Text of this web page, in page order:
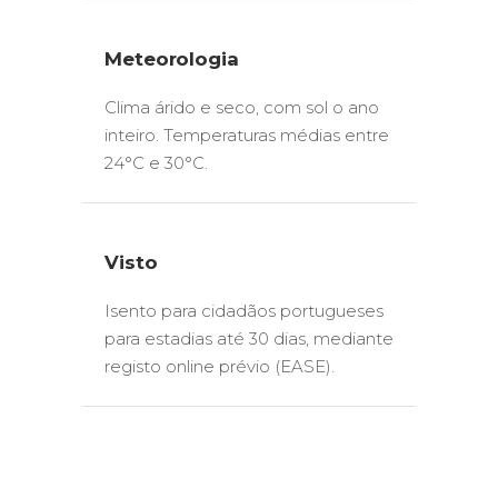
Meteorologia
Clima árido e seco, com sol o ano
inteiro. Temperaturas médias entre
24°C e 30°C.
Visto
Isento para cidadãos portugueses
para estadias até 30 dias, mediante
registo online prévio (EASE).